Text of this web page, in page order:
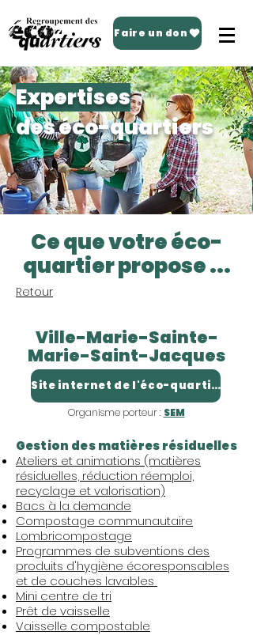
Faire un don
Expertises
des éco-quartiers
Ce que votre éco-
quartier propose ...
Retour
Ville-Marie-Sainte-
Marie-Saint-Jacques
Site internet de l'éco-quartier
Organisme porteur : SEM
Gestion des matières résiduelles
Ateliers et animations (matières
résiduelles, réduction réemploi,
recyclage et valorisation)
Bacs à la demande
Compostage communautaire
Lombricompostage
Programmes de subventions des
produits d'hygiène écoresponsables
et de couches lavables
Mini centre de tri
Prêt de vaisselle
Vaisselle compostable